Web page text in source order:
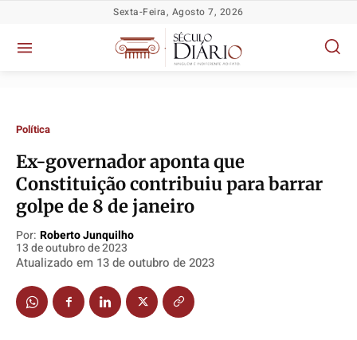
Política
TV Século
Educação
Política
TV Século
Educação
Política
TV Século
Educação
Política
TV Século
Educação
Sexta-Feira, Agosto 7, 2026
Política
Ex-governador aponta que
Constituição contribuiu para barrar
golpe de 8 de janeiro
Por: Roberto Junquilho
13 de outubro de 2023
Atualizado em 13 de outubro de 2023